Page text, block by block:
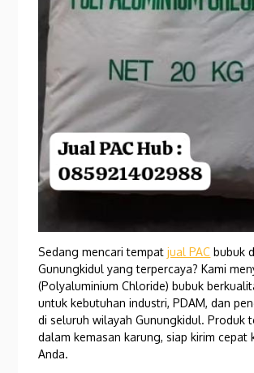
Sedang mencari tempatjual PAC bubuk
Gunungkidul yang terpercaya? Kami
(Polyaluminium Chloride) bubuk
untuk kebutuhan industri, PDAM, dan
di seluruh wilayah Gunungkidul. Produk
dalam kemasan karung, siap kirim cepat
Anda.